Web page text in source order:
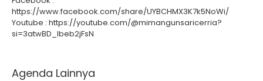
https://www.facebook.com/share/UYBCHMX3K7k5NoWi/
Youtube : https://youtube.com/@mimangunsaricerria?
si=3atwBD_Ibeb2jFsN
Agenda Lainnya